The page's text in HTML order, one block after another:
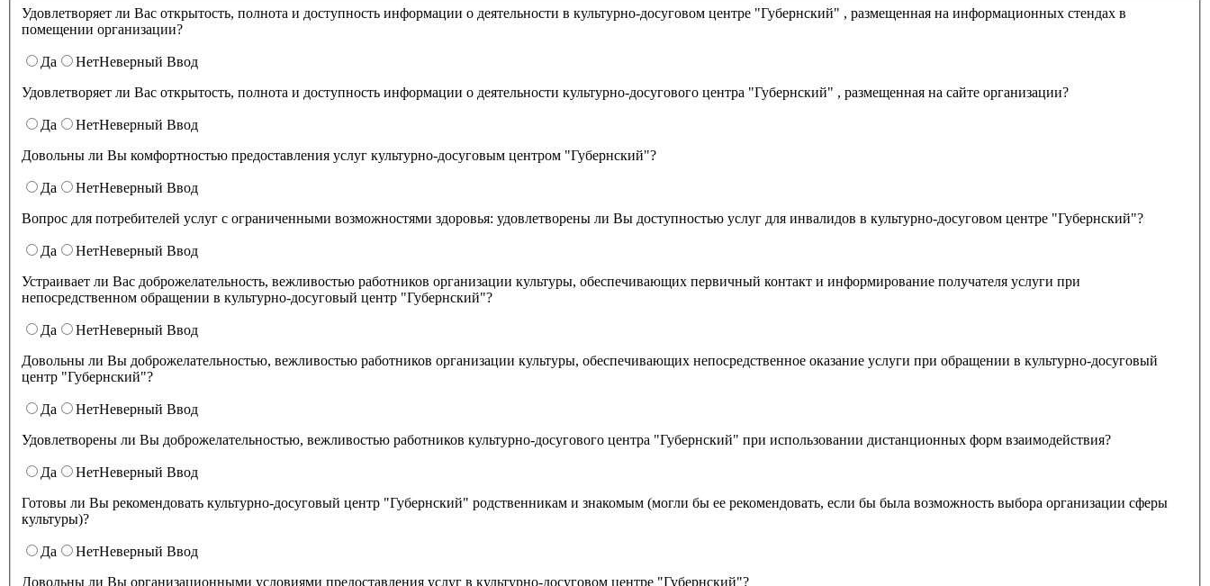
Удовлетворяет ли Вас открытость, полнота и доступность информации о деятельности в культурно-досуговом центре "Губернский" , размещенная на информационных стендах в
помещении организации?
Да НетНеверный Ввод
Удовлетворяет ли Вас открытость, полнота и доступность информации о деятельности культурно-досугового центра "Губернский" , размещенная на сайте организации?
Да НетНеверный Ввод
Довольны ли Вы комфортностью предоставления услуг культурно-досуговым центром "Губернский"?
Да НетНеверный Ввод
Вопрос для потребителей услуг с ограниченными возможностями здоровья: удовлетворены ли Вы доступностью услуг для инвалидов в культурно-досуговом центре "Губернский"?
Да НетНеверный Ввод
Устраивает ли Вас доброжелательность, вежливостью работников организации культуры, обеспечивающих первичный контакт и информирование получателя услуги при
непосредственном обращении в культурно-досуговый центр "Губернский"?
Да НетНеверный Ввод
Довольны ли Вы доброжелательностью, вежливостью работников организации культуры, обеспечивающих непосредственное оказание услуги при обращении в культурно-досуговый
центр "Губернский"?
Да НетНеверный Ввод
Удовлетворены ли Вы доброжелательностью, вежливостью работников культурно-досугового центра "Губернский" при использовании дистанционных форм взаимодействия?
Да НетНеверный Ввод
Готовы ли Вы рекомендовать культурно-досуговый центр "Губернский" родственникам и знакомым (могли бы ее рекомендовать, если бы была возможность выбора организации сферы
культуры)?
Да НетНеверный Ввод
Довольны ли Вы организационными условиями предоставления услуг в культурно-досуговом центре "Губернский"?